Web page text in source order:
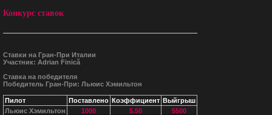
Конкурс ставок
Ставки на Гран-При Италии
Участник: Adrian Finică
Ставка на победителя
Победитель Гран-При: Льюис Хэмильтон
Пилот Поставлено Коэффициент Выйгрыш
Льюис Хэмильтон
1000 5.50 5500